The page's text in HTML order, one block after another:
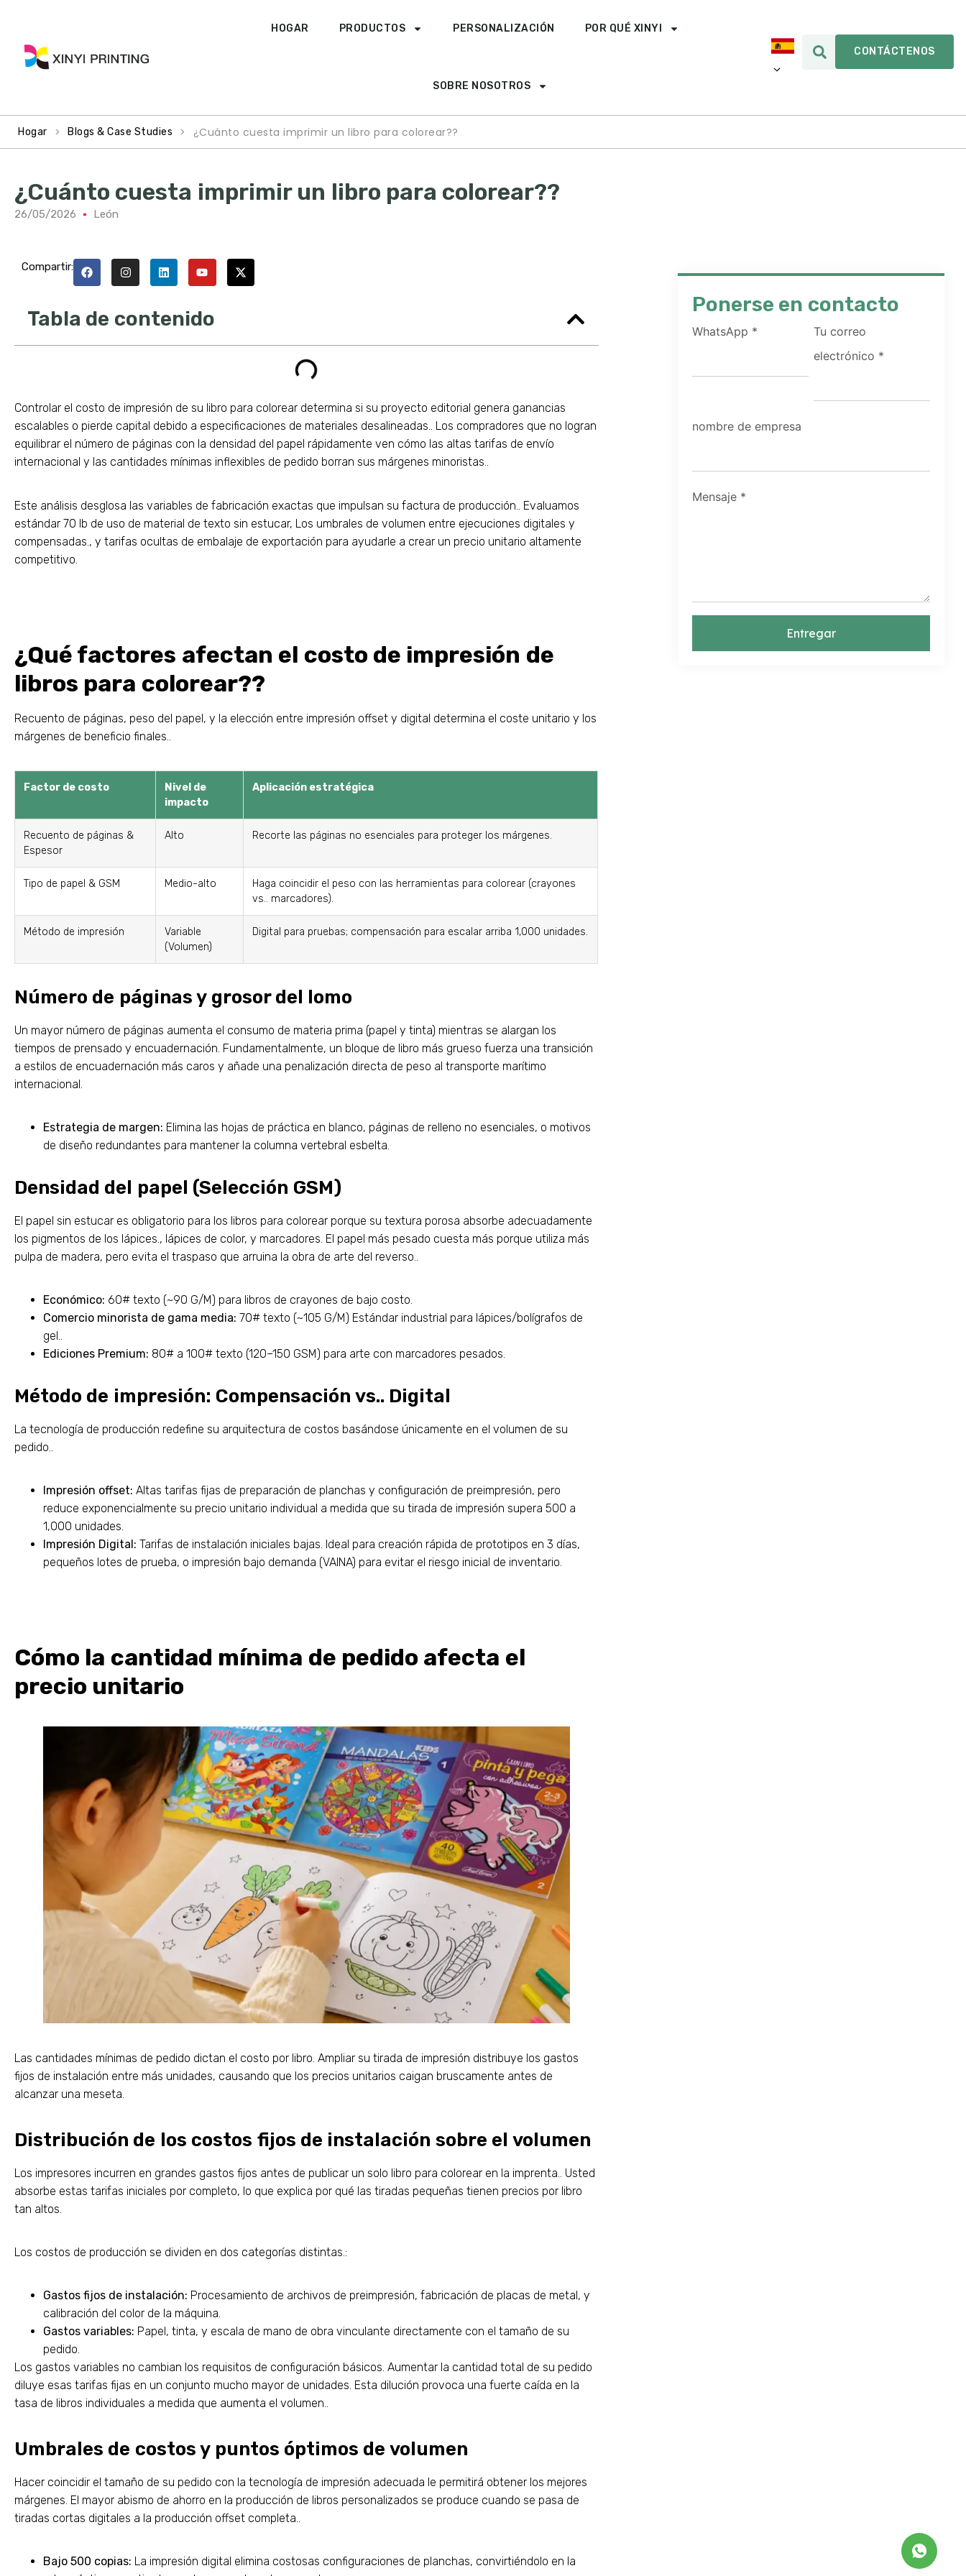
HOGAR PRODUCTOS PERSONALIZACIÓN POR QUÉ XINYI
SOBRE NOSOTROS
CONTÁCTENOS
Hogar > Blogs & Case Studies > ¿Cuánto cuesta imprimir un libro para colorear??
¿Cuánto cuesta imprimir un libro para colorear??
26/05/2026 León
Compartir:
Tabla de contenido
Controlar el costo de impresión de su libro para colorear determina si su proyecto editorial genera ganancias
escalables o pierde capital debido a especificaciones de materiales desalineadas.. Los compradores que no logran
equilibrar el número de páginas con la densidad del papel rápidamente ven cómo las altas tarifas de envío
internacional y las cantidades mínimas inflexibles de pedido borran sus márgenes minoristas..
Este análisis desglosa las variables de fabricación exactas que impulsan su factura de producción.. Evaluamos
estándar 70 lb de uso de material de texto sin estucar, Los umbrales de volumen entre ejecuciones digitales y
compensadas., y tarifas ocultas de embalaje de exportación para ayudarle a crear un precio unitario altamente
competitivo.
¿Qué factores afectan el costo de impresión de
libros para colorear??
Recuento de páginas, peso del papel, y la elección entre impresión offset y digital determina el coste unitario y los
márgenes de beneficio finales..
Factor de costo
Nivel de
impacto
Aplicación estratégica
Recuento de páginas &
Espesor
Alto Recorte las páginas no esenciales para proteger los márgenes.
Tipo de papel & GSM Medio-alto
Haga coincidir el peso con las herramientas para colorear (crayones
vs.. marcadores).
Método de impresión
Variable
(Volumen)
Digital para pruebas; compensación para escalar arriba 1,000 unidades.
Número de páginas y grosor del lomo
Un mayor número de páginas aumenta el consumo de materia prima (papel y tinta) mientras se alargan los
tiempos de prensado y encuadernación. Fundamentalmente, un bloque de libro más grueso fuerza una transición
a estilos de encuadernación más caros y añade una penalización directa de peso al transporte marítimo
internacional.
Estrategia de margen: Elimina las hojas de práctica en blanco, páginas de relleno no esenciales, o motivos
de diseño redundantes para mantener la columna vertebral esbelta.
Densidad del papel (Selección GSM)
El papel sin estucar es obligatorio para los libros para colorear porque su textura porosa absorbe adecuadamente
los pigmentos de los lápices., lápices de color, y marcadores. El papel más pesado cuesta más porque utiliza más
pulpa de madera, pero evita el traspaso que arruina la obra de arte del reverso..
Económico: 60# texto (~90 G/M) para libros de crayones de bajo costo.
Comercio minorista de gama media: 70# texto (~105 G/M) Estándar industrial para lápices/bolígrafos de
gel..
Ediciones Premium: 80# a 100# texto (120–150 GSM) para arte con marcadores pesados.
Método de impresión: Compensación vs.. Digital
La tecnología de producción redefine su arquitectura de costos basándose únicamente en el volumen de su
pedido..
Impresión offset: Altas tarifas fijas de preparación de planchas y configuración de preimpresión, pero
reduce exponencialmente su precio unitario individual a medida que su tirada de impresión supera 500 a
1,000 unidades.
Impresión Digital: Tarifas de instalación iniciales bajas. Ideal para creación rápida de prototipos en 3 días,
pequeños lotes de prueba, o impresión bajo demanda (VAINA) para evitar el riesgo inicial de inventario.
Cómo la cantidad mínima de pedido afecta el
precio unitario
Las cantidades mínimas de pedido dictan el costo por libro. Ampliar su tirada de impresión distribuye los gastos
fijos de instalación entre más unidades, causando que los precios unitarios caigan bruscamente antes de
alcanzar una meseta.
Distribución de los costos fijos de instalación sobre el volumen
Los impresores incurren en grandes gastos fijos antes de publicar un solo libro para colorear en la imprenta.. Usted
absorbe estas tarifas iniciales por completo, lo que explica por qué las tiradas pequeñas tienen precios por libro
tan altos.
Los costos de producción se dividen en dos categorías distintas.:
Gastos fijos de instalación: Procesamiento de archivos de preimpresión, fabricación de placas de metal, y
calibración del color de la máquina.
Gastos variables: Papel, tinta, y escala de mano de obra vinculante directamente con el tamaño de su
pedido.
Los gastos variables no cambian los requisitos de configuración básicos. Aumentar la cantidad total de su pedido
diluye esas tarifas fijas en un conjunto mucho mayor de unidades. Esta dilución provoca una fuerte caída en la
tasa de libros individuales a medida que aumenta el volumen..
Umbrales de costos y puntos óptimos de volumen
Hacer coincidir el tamaño de su pedido con la tecnología de impresión adecuada le permitirá obtener los mejores
márgenes. El mayor abismo de ahorro en la producción de libros personalizados se produce cuando se pasa de
tiradas cortas digitales a la producción offset completa..
Bajo 500 copias: La impresión digital elimina costosas configuraciones de planchas, convirtiéndolo en la
Ponerse en contacto
WhatsApp *
Tu correo
electrónico *
nombre de empresa
Mensaje *
Entregar